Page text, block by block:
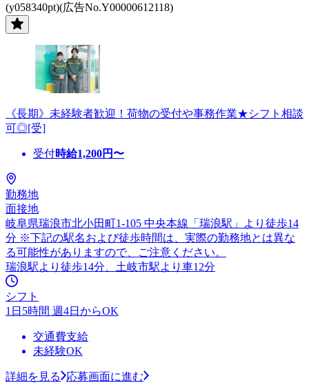
(y058340pt)(広告No.Y00000612118)
《長期》未経験者歓迎！荷物の受付や事務作業★シフト相談
可◎[受]
受付時給1,200円〜
勤務地
面接地
岐阜県瑞浪市北小田町1-105 中央本線「瑞浪駅」より徒歩14
分 ※下記の駅名および徒歩時間は、実際の勤務地とは異な
る可能性がありますので、ご注意ください。
瑞浪駅より徒歩14分、土岐市駅より車12分
シフト
1日5時間 週4日からOK
交通費支給
未経験OK
詳細を見る
応募画面に進む